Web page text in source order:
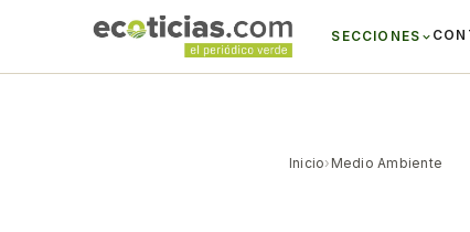
SECCIONES
Inicio› Medio Ambiente